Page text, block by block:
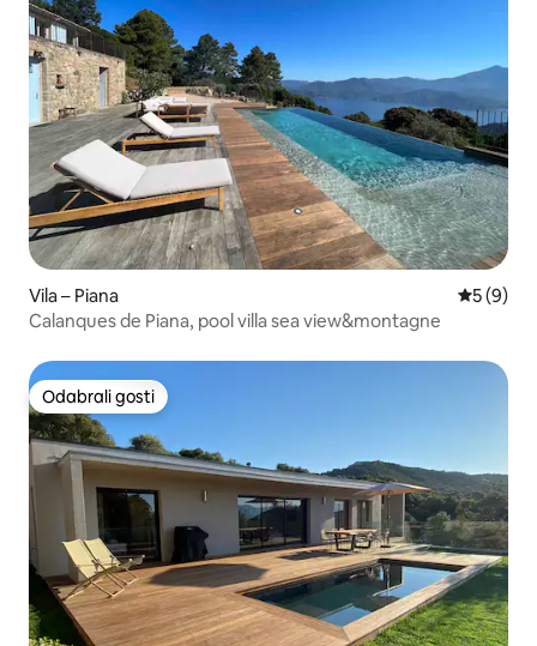
Vila – Piana
5 (9)
Calanques de Piana, pool villa sea view&montagne
Odabrali gosti
Odabrali gosti